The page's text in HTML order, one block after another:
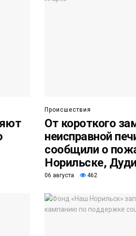
Происшествия
От короткого
неисправной
сообщили о
Норильске,
06 августа 462